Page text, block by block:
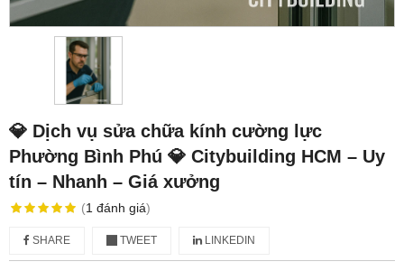
💎 Dịch vụ sửa chữa kính cường lực
Phường Bình Phú 💎 Citybuilding HCM – Uy
tín – Nhanh – Giá xưởng
(1 đánh giá)
SHARE TWEET LINKEDIN